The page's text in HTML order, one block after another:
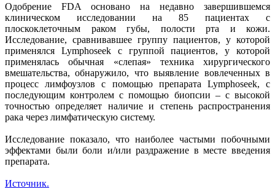
Одобрение FDA основано на недавно завершившемся
клиническом исследовании на 85 пациентах с
плоскоклеточным раком губы, полости рта и кожи.
Исследование, сравнивавшее группу пациентов, у которой
применялся Lymphoseek с группой пациентов, у которой
применялась обычная «слепая» техника хирургического
вмешательства, обнаружило, что выявление вовлеченных в
процесс лимфоузлов с помощью препарата Lymphoseek, с
последующим контролем с помощью биопсии – с высокой
точностью определяет наличие и степень распространения
рака через лимфатическую систему.
Исследование показало, что наиболее частыми побочными
эффектами были боли и/или раздражение в месте введения
препарата.
Источник.